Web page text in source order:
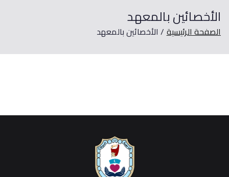
الأخصائين بالمعهد
الصفحة الرئيسية الأخصائين بالمعهد